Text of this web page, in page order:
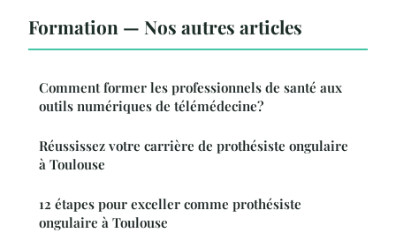
Formation — Nos autres articles
Comment former les professionnels de santé aux
outils numériques de télémédecine?
Réussissez votre carrière de prothésiste ongulaire
à Toulouse
12 étapes pour exceller comme prothésiste
ongulaire à Toulouse